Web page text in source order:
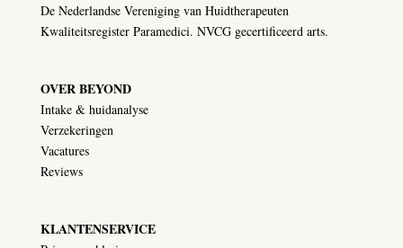
De Nederlandse Vereniging van Huidtherapeuten
Kwaliteitsregister Paramedici. NVCG gecertificeerd arts.
OVER BEYOND
Intake & huidanalyse
Verzekeringen
Vacatures
Reviews
KLANTENSERVICE